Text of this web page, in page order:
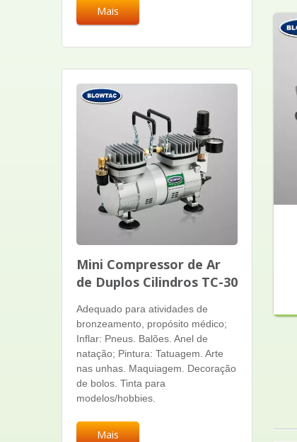
Mais
Mini Compressor de Ar
de Duplos Cilindros TC-30
Adequado para atividades de
bronzeamento, propósito médico;
Inflar: Pneus. Balões. Anel de
natação; Pintura: Tatuagem. Arte
nas unhas. Maquiagem. Decoração
de bolos. Tinta para
modelos/hobbies.
Mais